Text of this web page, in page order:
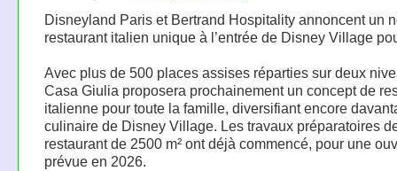
Disneyland Paris et Bertrand Hospitality annoncent un
restaurant italien unique à l’entrée de Disney Village
Avec plus de 500 places assises réparties sur deux
Casa Giulia proposera prochainement un concept de
italienne pour toute la famille, diversifiant encore
culinaire de Disney Village. Les travaux préparatoires
restaurant de 2500 m² ont déjà commencé, pour une
prévue en 2026.